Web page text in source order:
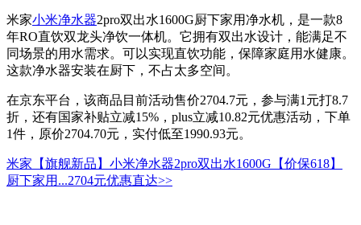
米家小米净水器2pro双出水1600G厨下家用净水机，是一款8
年RO直饮双龙头净饮一体机。它拥有双出水设计，能满足不
同场景的用水需求。可以实现直饮功能，保障家庭用水健康。
这款净水器安装在厨下，不占太多空间。
在京东平台，该商品目前活动售价2704.7元，参与满1元打8.7
折，还有国家补贴立减15%，plus立减10.82元优惠活动，下单
1件，原价2704.70元，实付低至1990.93元。
米家【旗舰新品】小米净水器2pro双出水1600G【价保618】
厨下家用...2704元优惠直达>>